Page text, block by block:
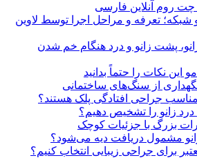
روم آنلاین فارسی
تعرفه و مراحل اجرا توسط لاوین
پشت زانو و درد هنگام خم شدن
این نکات را حتماً بدانید
از سنگ‌های ساختمانی
مناسب جراحی افتادگی پلک هستند؟
زانو را تشخیص دهیم؟
بزرگ با جزئیات کوچک
مشمول دریافت دیه می‌شود؟
برای جراحی زیبایی انتخاب کنیم؟